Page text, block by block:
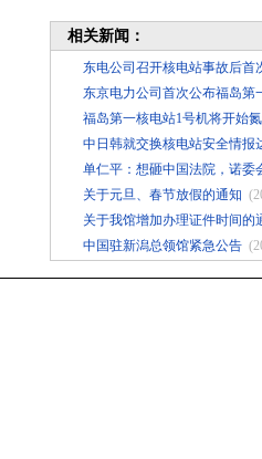
相关新闻：
东电公司召开核电站事故后首
东京电力公司首次公布福岛第
福岛第一核电站1号机将开始
中日韩就交换核电站安全情报
单仁平：想砸中国法院，诺委
关于元旦、春节放假的通知
关于我馆增加办理证件时间的
中国驻新潟总领馆紧急公告